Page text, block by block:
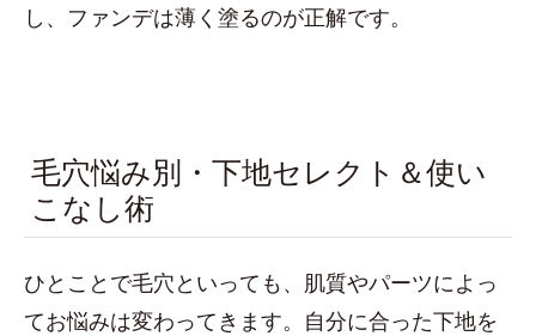
し、ファンデは薄く塗るのが正解です。
毛穴悩み別・下地セレクト＆使い
こなし術
ひとことで毛穴といっても、肌質やパーツによっ
てお悩みは変わってきます。自分に合った下地を